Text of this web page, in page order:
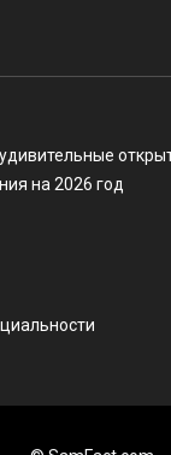
удивительные
на 2026 год